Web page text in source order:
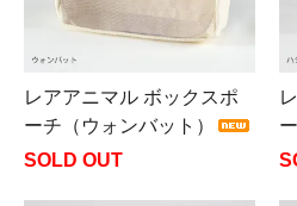
レアアニマル ボックスポ
ーチ（ウォンバット）
SOLD OUT